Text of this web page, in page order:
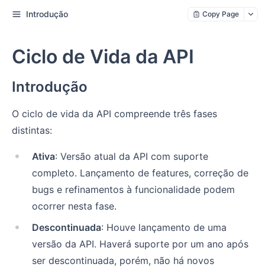
Introdução Copy Page
Ciclo de Vida da API
Introdução
O ciclo de vida da API compreende três fases
distintas:
Ativa: Versão atual da API com suporte
completo. Lançamento de features, correção de
bugs e refinamentos à funcionalidade podem
ocorrer nesta fase.
Descontinuada: Houve lançamento de uma
versão da API. Haverá suporte por um ano após
ser descontinuada, porém, não há novos